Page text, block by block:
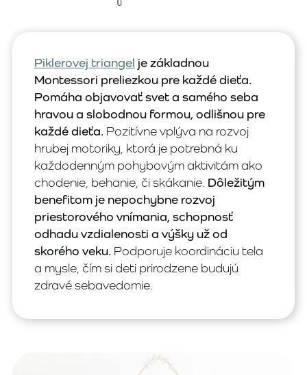
Piklerovej triangel je základnou
Montessori preliezkou pre každé dieťa.
Pomáha objavovať svet a samého seba
hravou a slobodnou formou, odlišnou pre
každé dieťa. Pozitívne vplýva na rozvoj
hrubej motoriky, ktorá je potrebná ku
každodenným pohybovým aktivitám ako
chodenie, behanie, či skákanie. Dôležitým
benefitom je nepochybne rozvoj
priestorového vnímania, schopnosť
odhadu vzdialenosti a výšky už od
skorého veku. Podporuje koordináciu tela
a mysle, čím si deti prirodzene budujú
zdravé sebavedomie.